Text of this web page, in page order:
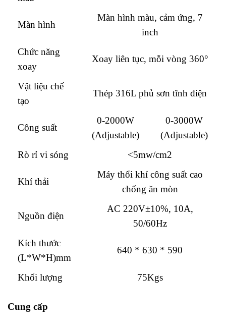
Màn hình
Màn hình màu, cảm ứng, 7
inch
Chức năng
xoay
Xoay liên tục, mỗi vòng 360°
Vật liệu chế
tạo
Thép 316L phủ sơn tĩnh điện
Công suất
0-2000W
(Adjustable)
0-3000W
(Adjustable)
Rò rỉ vi sóng
<5mw/cm2
Khí thải
Máy thổi khí công suất cao
chống ăn mòn
Nguồn điện
AC 220V±10%, 10A,
50/60Hz
Kích thước
(L*W*H)mm
640 * 630 * 590
Khối lượng 75Kgs
Cung cấp